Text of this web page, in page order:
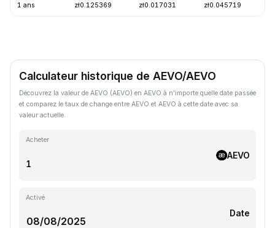
1 ans zł0.125369 zł0.017031 zł0.045719
Calculateur historique de AEVO/AEVO
Découvrez la valeur de AEVO (AEVO) en AEVO à n'importe quelle date passée
et comparez le taux de change entre AEVO et AEVO à cette date avec sa
valeur actuelle.
Acheter
AEVO
Activé
Date